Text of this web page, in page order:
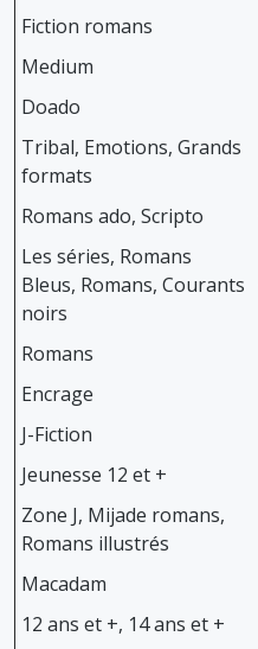
Fiction romans
Medium
Doado
Tribal, Emotions, Grands
formats
Romans ado, Scripto
Les séries, Romans
Bleus, Romans, Courants
noirs
Romans
Encrage
J-Fiction
Jeunesse 12 et +
Zone J, Mijade romans,
Romans illustrés
Macadam
12 ans et +, 14 ans et +